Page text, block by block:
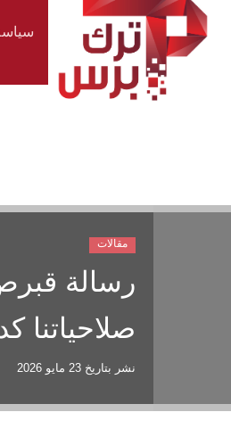
رسالة
صلاحياتنا
نشر بتاريخ 23 مايو 2026
مقالات